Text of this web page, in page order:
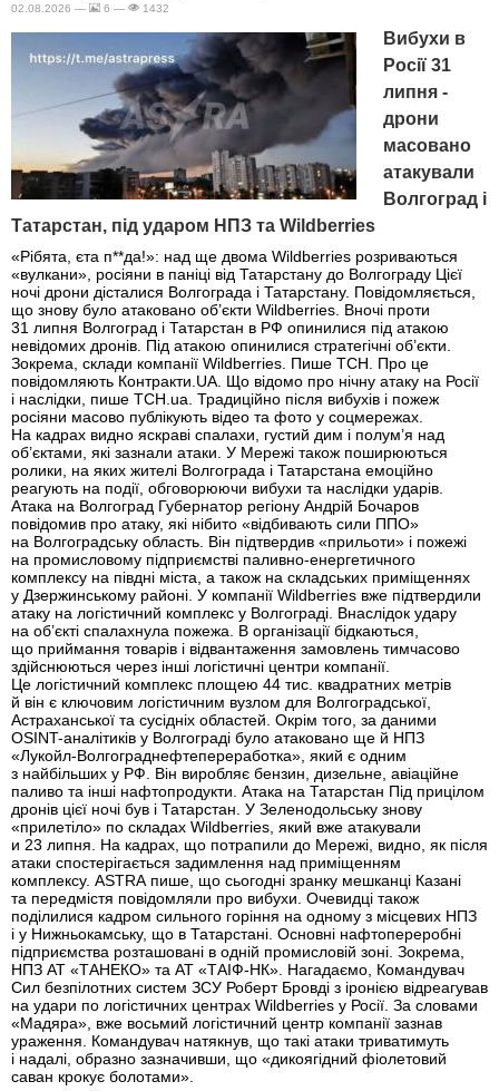
02.08.2026 — 6 — 1432
Вибухи в
Росії 31
липня -
дрони
масовано
атакували
Волгоград і
Татарстан, під ударом НПЗ та Wildberries
«Рібята, єта п**да!»: над ще двома Wildberries розриваються
«вулкани», росіяни в паніці від Татарстану до Волгограду Цієї
ночі дрони дісталися Волгограда і Татарстану. Повідомляється,
що знову було атаковано об’єкти Wildberries. Вночі проти
31 липня Волгоград і Татарстан в РФ опинилися під атакою
невідомих дронів. Під атакою опинилися стратегічні об’єкти.
Зокрема, склади компанії Wildberries. Пише ТСН. Про це
повідомляють Контракти.UA. Що відомо про нічну атаку на Росії
і наслідки, пише ТСН.ua. Традиційно після вибухів і пожеж
росіяни масово публікують відео та фото у соцмережах.
На кадрах видно яскраві спалахи, густий дим і полум’я над
об’єктами, які зазнали атаки. У Мережі також поширюються
ролики, на яких жителі Волгограда і Татарстана емоційно
реагують на події, обговорюючи вибухи та наслідки ударів.
Атака на Волгоград Губернатор регіону Андрій Бочаров
повідомив про атаку, які нібито «відбивають сили ППО»
на Волгоградську область. Він підтвердив «прильоти» і пожежі
на промисловому підприємстві паливно-енергетичного
комплексу на півдні міста, а також на складських приміщеннях
у Дзержинському районі. У компанії Wildberries вже підтвердили
атаку на логістичний комплекс у Волгограді. Внаслідок удару
на об’єкті спалахнула пожежа. В організації бідкаються,
що приймання товарів і відвантаження замовлень тимчасово
здійснюються через інші логістичні центри компанії.
Це логістичний комплекс площею 44 тис. квадратних метрів
й він є ключовим логістичним вузлом для Волгоградської,
Астраханської та сусідніх областей. Окрім того, за даними
OSINT-аналітиків у Волгограді було атаковано ще й НПЗ
«Лукойл-Волгограднефтепереработка», який є одним
з найбільших у РФ. Він виробляє бензин, дизельне, авіаційне
паливо та інші нафтопродукти. Атака на Татарстан Під прицілом
дронів цієї ночі був і Татарстан. У Зеленодольську знову
«прилетіло» по складах Wildberries, який вже атакували
и 23 липня. На кадрах, що потрапили до Мережі, видно, як після
атаки спостерігається задимлення над приміщенням
комплексу. ASTRA пише, що сьогодні зранку мешканці Казані
та передмістя повідомляли про вибухи. Очевидці також
поділилися кадром сильного горіння на одному з місцевих НПЗ
і у Нижньокамську, що в Татарстані. Основні нафтопереробні
підприємства розташовані в одній промисловій зоні. Зокрема,
НПЗ АТ «ТАНЕКО» та АТ «ТАІФ-НК». Нагадаємо, Командувач
Сил безпілотних систем ЗСУ Роберт Бровді з іронією відреагував
на удари по логістичних центрах Wildberries у Росії. За словами
«Мадяра», вже восьмий логістичний центр компанії зазнав
ураження. Командувач натякнув, що такі атаки триватимуть
і надалі, образно зазначивши, що «дикоягідний фіолетовий
саван крокує болотами».